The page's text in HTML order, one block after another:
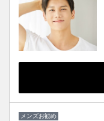
メンズお勧め